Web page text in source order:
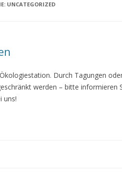
UNCATEGORIZED
Durch Tagungen
werden – bitte informieren
uns!